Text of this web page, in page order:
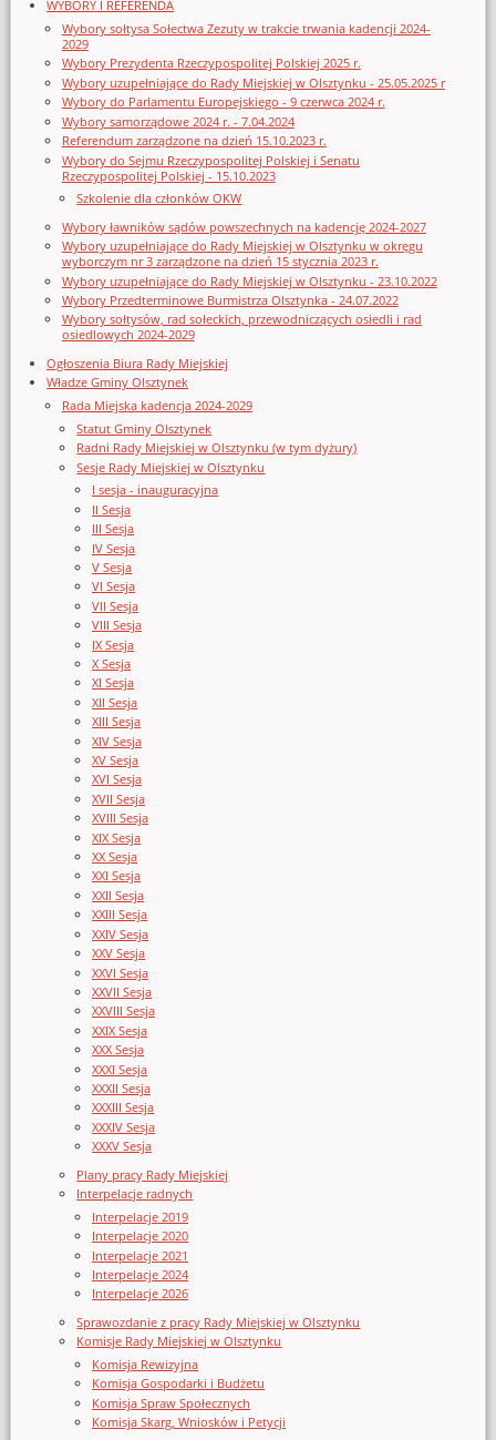
WYBORY I REFERENDA
Wybory sołtysa Sołectwa Zezuty w trakcie trwania kadencji 2024-
2029
Wybory Prezydenta Rzeczypospolitej Polskiej 2025 r.
Wybory uzupełniające do Rady Miejskiej w Olsztynku - 25.05.2025 r
Wybory do Parlamentu Europejskiego - 9 czerwca 2024 r.
Wybory samorządowe 2024 r. - 7.04.2024
Referendum zarządzone na dzień 15.10.2023 r.
Wybory do Sejmu Rzeczypospolitej Polskiej i Senatu
Rzeczypospolitej Polskiej - 15.10.2023
Szkolenie dla członków OKW
Wybory ławników sądów powszechnych na kadencję 2024-2027
Wybory uzupełniające do Rady Miejskiej w Olsztynku w okręgu
wyborczym nr 3 zarządzone na dzień 15 stycznia 2023 r.
Wybory uzupełniające do Rady Miejskiej w Olsztynku - 23.10.2022
Wybory Przedterminowe Burmistrza Olsztynka - 24.07.2022
Wybory sołtysów, rad sołeckich, przewodniczących osiedli i rad
osiedlowych 2024-2029
Ogłoszenia Biura Rady Miejskiej
Władze Gminy Olsztynek
Rada Miejska kadencja 2024-2029
Statut Gminy Olsztynek
Radni Rady Miejskiej w Olsztynku (w tym dyżury)
Sesje Rady Miejskiej w Olsztynku
I sesja - inauguracyjna
II Sesja
III Sesja
IV Sesja
V Sesja
VI Sesja
VII Sesja
VIII Sesja
IX Sesja
X Sesja
XI Sesja
XII Sesja
XIII Sesja
XIV Sesja
XV Sesja
XVI Sesja
XVII Sesja
XVIII Sesja
XIX Sesja
XX Sesja
XXI Sesja
XXII Sesja
XXIII Sesja
XXIV Sesja
XXV Sesja
XXVI Sesja
XXVII Sesja
XXVIII Sesja
XXIX Sesja
XXX Sesja
XXXI Sesja
XXXII Sesja
XXXIII Sesja
XXXIV Sesja
XXXV Sesja
Plany pracy Rady Miejskiej
Interpelacje radnych
Interpelacje 2019
Interpelacje 2020
Interpelacje 2021
Interpelacje 2024
Interpelacje 2026
Sprawozdanie z pracy Rady Miejskiej w Olsztynku
Komisje Rady Miejskiej w Olsztynku
Komisja Rewizyjna
Komisja Gospodarki i Budżetu
Komisja Spraw Społecznych
Komisja Skarg, Wniosków i Petycji